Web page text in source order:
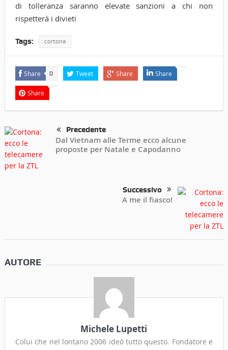
di tolleranza saranno elevate sanzioni a chi non
rispetterà i divieti
Tags: cortona
Share 0 Tweet Share Share
Share
Precedente
Dal Vietnam alle Terme ecco alcune
proposte per Natale e Capodanno
Successivo
A me il fiasco!
AUTORE
Michele Lupetti
Colui che nel lontano 2006 ideò tutto questo. Fondatore e